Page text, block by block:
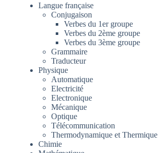
Langue française
Conjugaison
Verbes du 1er groupe
Verbes du 2ème groupe
Verbes du 3ème groupe
Grammaire
Traducteur
Physique
Automatique
Electricité
Electronique
Mécanique
Optique
Télécommunication
Thermodynamique et Thermique
Chimie